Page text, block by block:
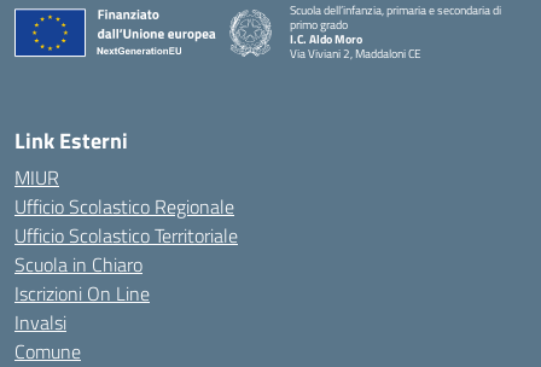
Scuola dell’infanzia, primaria e secondaria di
primo grado
I.C. Aldo Moro
Via Viviani 2, Maddaloni CE
Link Esterni
MIUR
Ufficio Scolastico Regionale
Ufficio Scolastico Territoriale
Scuola in Chiaro
Iscrizioni On Line
Invalsi
Comune